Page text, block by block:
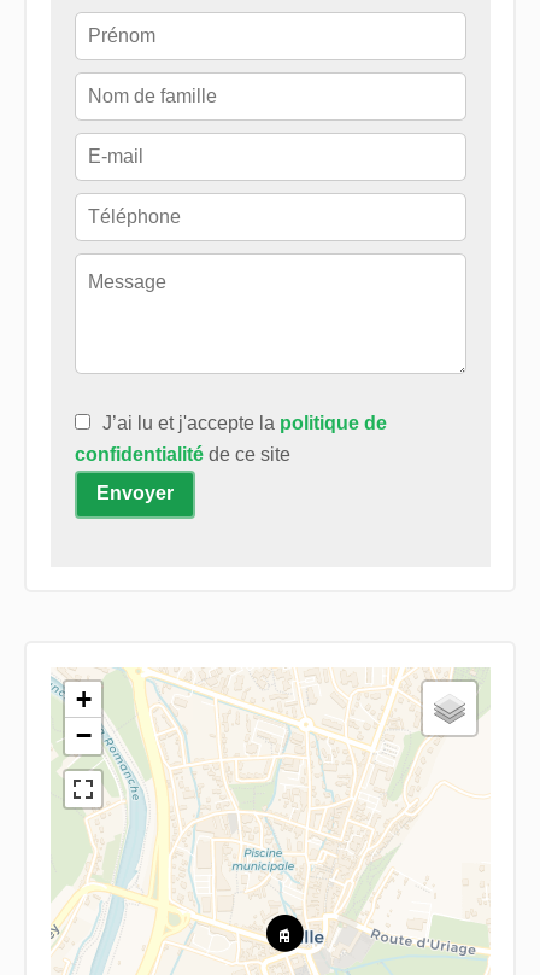
J’ai lu et j'accepte la politique de
confidentialitéde ce site
Envoyer
+
−